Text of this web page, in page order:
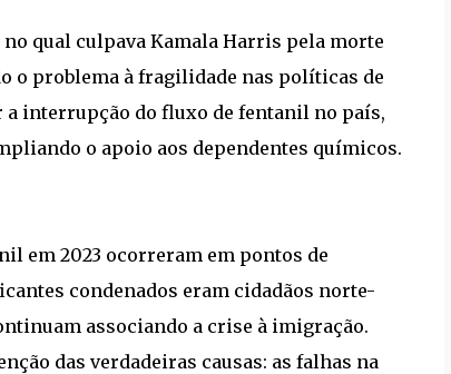
qual culpava Kamala Harris pela morte
o problema à fragilidade nas políticas de
interrupção do fluxo de fentanil no país,
o apoio aos dependentes químicos.
em 2023 ocorreram em pontos de
condenados eram cidadãos norte-
associando a crise à imigração.
das verdadeiras causas: as falhas na